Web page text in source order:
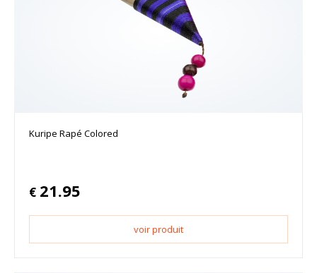
Kuripe Rapé Colored
€ 21.95
voir produit